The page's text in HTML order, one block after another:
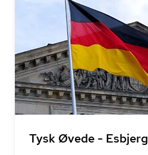
Tysk Øvede - Esbjerg